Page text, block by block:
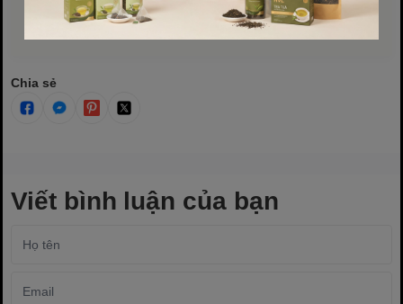
Chia sẻ
Viết bình luận của bạn